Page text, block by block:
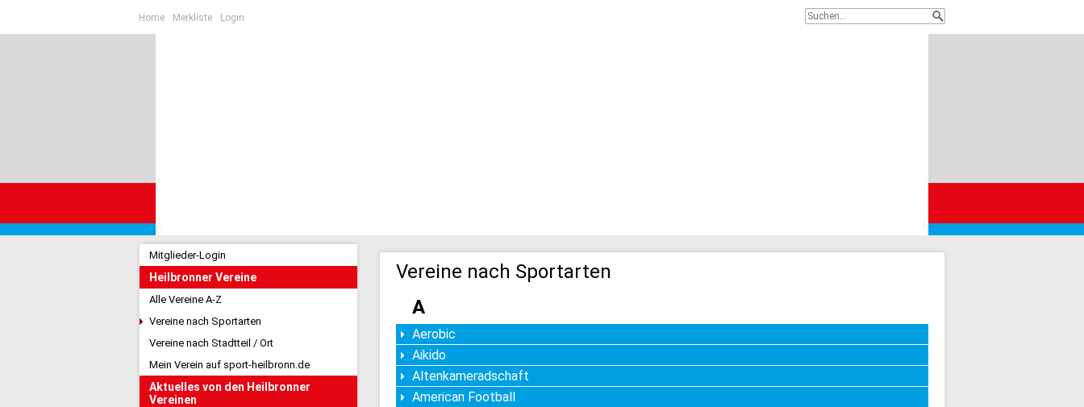
Home Merkliste Login
Mitglieder-Login
Heilbronner Vereine
Alle Vereine A-Z
Vereine nach Sportarten
Vereine nach Stadtteil / Ort
Mein Verein auf sport-heilbronn.de
Aktuelles von den Heilbronner
Vereinen
Vereine nach Sportarten
A
Aerobic
Aikido
Altenkameradschaft
American Football